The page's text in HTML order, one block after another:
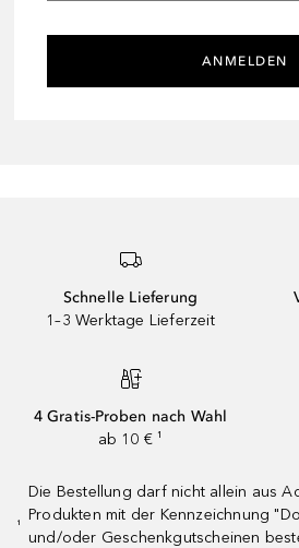
ANMELDEN
Schnelle Lieferung
1–3 Werktage Lieferzeit
4 Gratis-Proben nach Wahl
ab 10 € ¹
¹
Die Bestellung darf nicht allein aus
Produkten mit der Kennzeichnung
und/oder Geschenkgutscheinen